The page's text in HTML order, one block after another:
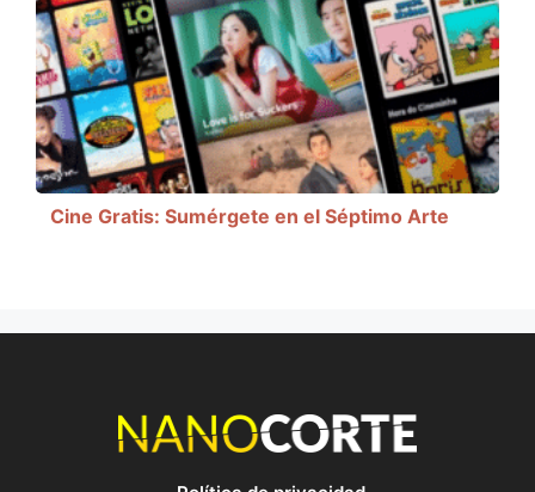
Cine Gratis: Sumérgete en el Séptimo Arte